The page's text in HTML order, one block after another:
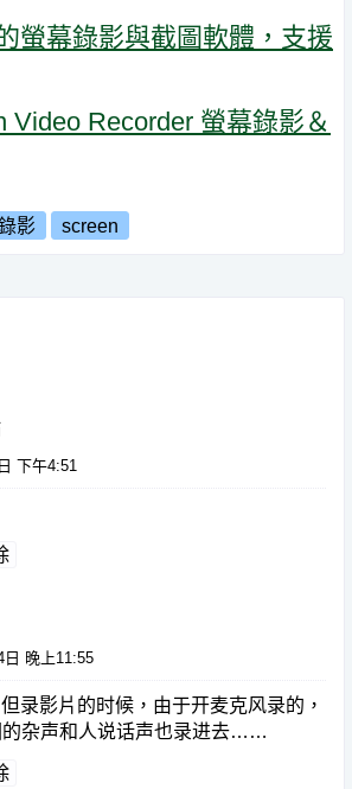
螢幕錄影與截圖軟體，支援
Video Recorder 螢幕錄影＆
影 screen
下午4:51
日 晚上11:55
录影片的时候，由于开麦克风录的，
的杂声和人说话声也录进去……